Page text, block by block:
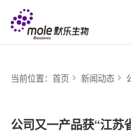
当前位置： 首页 新闻动态
公司又一产品获“江苏